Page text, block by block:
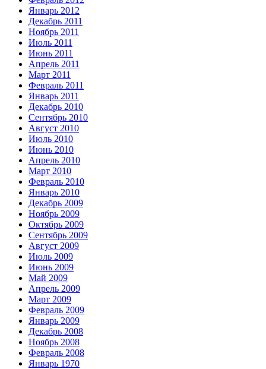
Январь 2012
Декабрь 2011
Ноябрь 2011
Июль 2011
Июнь 2011
Апрель 2011
Март 2011
Февраль 2011
Январь 2011
Декабрь 2010
Сентябрь 2010
Август 2010
Июль 2010
Июнь 2010
Апрель 2010
Март 2010
Февраль 2010
Январь 2010
Декабрь 2009
Ноябрь 2009
Октябрь 2009
Сентябрь 2009
Август 2009
Июль 2009
Июнь 2009
Май 2009
Апрель 2009
Март 2009
Февраль 2009
Январь 2009
Декабрь 2008
Ноябрь 2008
Февраль 2008
Январь 1970